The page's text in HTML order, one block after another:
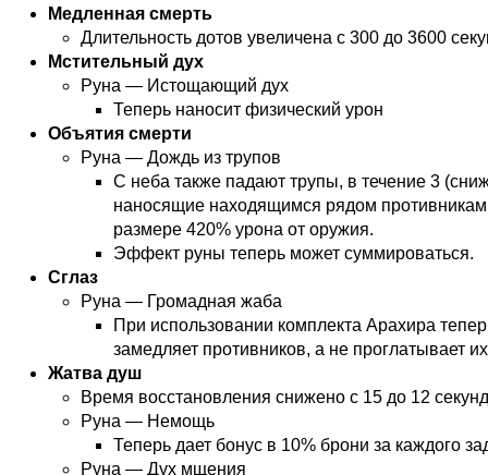
Медленная смерть
Длительность дотов увеличена с 300 до 3600
Мстительный дух
Руна — Истощающий дух
Теперь наносит физический урон
Объятия смерти
Руна — Дождь из трупов
С неба также падают трупы, в течение 3
наносящие находящимся рядом
размере 420% урона от оружия.
Эффект руны теперь может суммироваться.
Сглаз
Руна — Громадная жаба
При использовании комплекта Арахира
замедляет противников, а не проглатывает
Жатва душ
Время восстановления снижено с 15 до 12
Руна — Немощь
Теперь дает бонус в 10% брони за каждого
Руна — Дух мщения